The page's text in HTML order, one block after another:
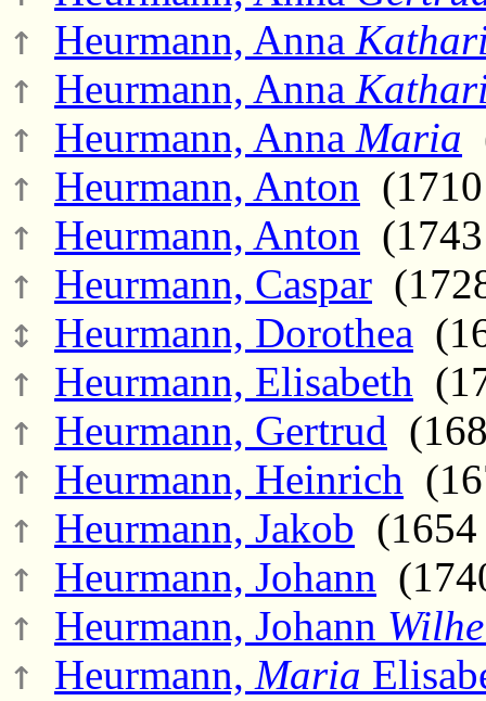
↑ Heurmann, Anna
↑ Heurmann, Anna
↑ Heurmann, Anna Maria
↑ Heurmann, Anton
↑ Heurmann, Anton
↑ Heurmann, Caspar
↕ Heurmann, Dorothea
↑ Heurmann, Elisabeth
↑ Heurmann, Gertrud
↑ Heurmann, Heinrich
↑ Heurmann, Jakob
↑ Heurmann, Johann
↑ Heurmann, Johann
↑ Heurmann, Maria